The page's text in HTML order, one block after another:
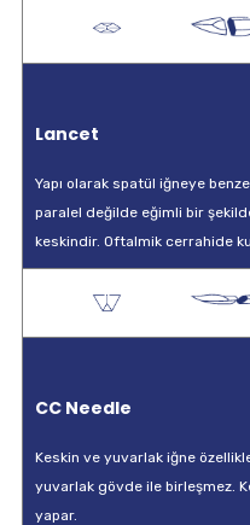
Lancet
Yapı olarak spatül iğneye
paralel değilde eğimli bir
keskindir. Oftalmik cerrahide
CC Needle
Keskin ve yuvarlak iğne
yuvarlak gövde ile birleşmez.
yapar.